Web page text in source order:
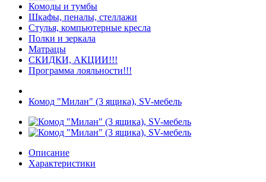
Комоды и тумбы
Шкафы, пеналы, стеллажи
Стулья, компьютерные кресла
Полки и зеркала
Матрацы
СКИДКИ, АКЦИИ!!!
Программа лояльности!!!
Комод "Милан" (3 ящика), SV-мебель
Описание
Характеристики